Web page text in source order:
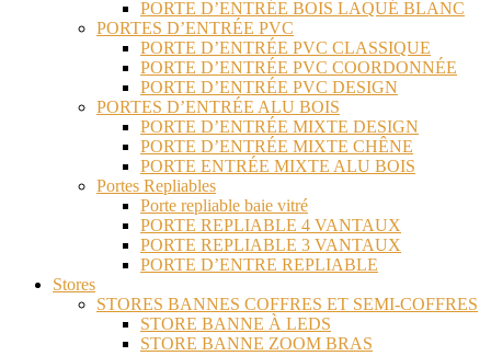
PORTE D’ENTRÉE BOIS LAQUÉ BLANC
PORTES D’ENTRÉE PVC
PORTE D’ENTRÉE PVC CLASSIQUE
PORTE D’ENTRÉE PVC COORDONNÉE
PORTE D’ENTRÉE PVC DESIGN
PORTES D’ENTRÉE ALU BOIS
PORTE D’ENTRÉE MIXTE DESIGN
PORTE D’ENTRÉE MIXTE CHÊNE
PORTE ENTRÉE MIXTE ALU BOIS
Portes Repliables
Porte repliable baie vitré
PORTE REPLIABLE 4 VANTAUX
PORTE REPLIABLE 3 VANTAUX
PORTE D’ENTRE REPLIABLE
Stores
STORES BANNES COFFRES ET SEMI-COFFRES
STORE BANNE À LEDS
STORE BANNE ZOOM BRAS